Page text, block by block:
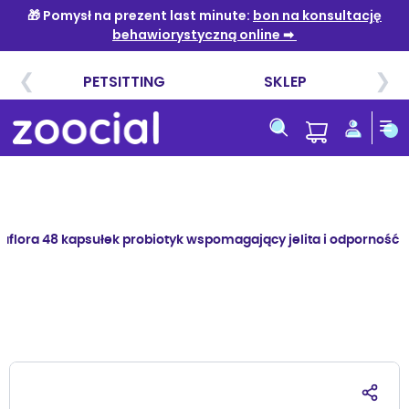
do
treści
48 kapsułek probiotyk wspomagający jelita i odporność
Przejdź